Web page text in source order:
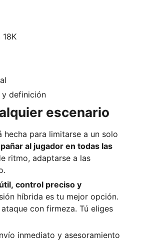
definición
escenario
hecha para limitarse a un solo
al jugador en todas las
ritmo, adaptarse a las
control preciso y
híbrida es tu mejor opción.
con firmeza. Tú eliges
inmediato y asesoramiento